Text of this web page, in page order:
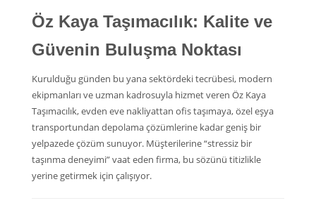
Öz Kaya Taşımacılık: Kalite ve
Güvenin Buluşma Noktası
Kurulduğu günden bu yana sektördeki tecrübesi, modern
ekipmanları ve uzman kadrosuyla hizmet veren Öz Kaya
Taşımacılık, evden eve nakliyattan ofis taşımaya, özel eşya
transportundan depolama çözümlerine kadar geniş bir
yelpazede çözüm sunuyor. Müşterilerine “stressiz bir
taşınma deneyimi” vaat eden firma, bu sözünü titizlikle
yerine getirmek için çalışıyor.